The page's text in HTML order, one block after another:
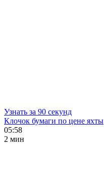
Узнать за 90 секунд
Клочок бумаги по цене яхты
05:58
2 мин